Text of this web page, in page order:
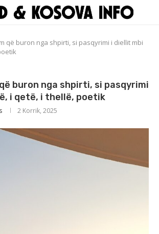
që buron nga shpirti, si pasqyrimi i diellit mbi
buron nga shpirti, si pasqyrimi
i qetë, i thellë, poetik
2 Korrik, 2025